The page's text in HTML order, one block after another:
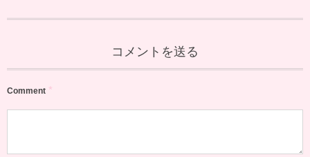
コメントを送る
Comment *